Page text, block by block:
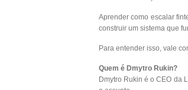
Aprender como escalar
construir um sistema que
Para entender isso, vale
Quem é Dmytro Rukin?
Dmytro Rukin é o CEO da